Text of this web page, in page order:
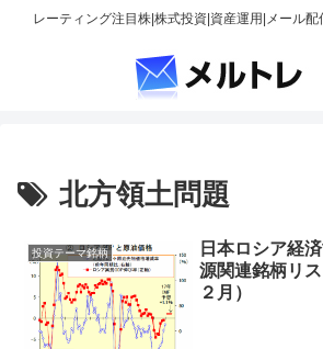
レーティング注目株|株式投資|資産運用|メール
北方領土問題
投資テーマ銘柄
日本ロシア経
源関連銘柄リ
２月）